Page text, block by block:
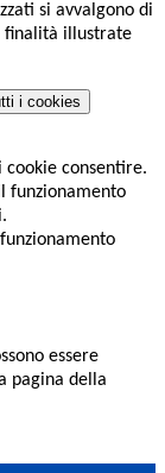
si avvalgono di
finalità illustrate
i cookies
cookie consentire.
funzionamento
essere
pagina della